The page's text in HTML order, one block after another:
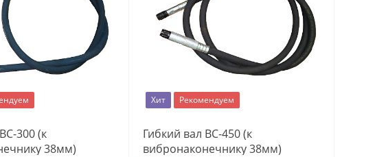
300 (к
38мм)
Хит Рекомендуем
Гибкий вал ВС-450 (к
вибронаконечнику 38мм)